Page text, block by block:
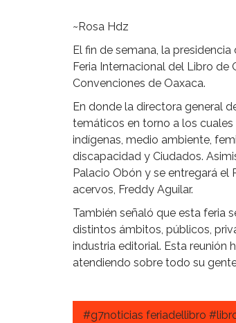
~Rosa Hdz
El fin de semana, la
Feria Internacional del Libro
Convenciones de Oaxaca.
En donde la directora general
temáticos en torno a los
indígenas, medio ambiente,
discapacidad y Ciudados.
Palacio Obón y se entregará
acervos, Freddy Aguilar.
También señaló que esta feria
distintos ámbitos, públicos,
industria editorial. Esta reunión
atendiendo sobre todo su
#g7noticias feriadellibro